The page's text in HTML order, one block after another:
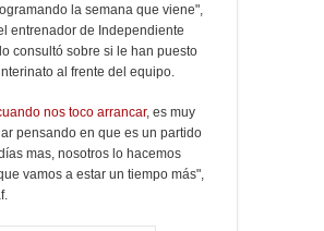
la semana que viene",
entrenador de Independiente
consultó sobre si le han puesto
al frente del equipo.
nos toco arrancar, es muy
pensando en que es un partido
mas, nosotros lo hacemos
vamos a estar un tiempo más",